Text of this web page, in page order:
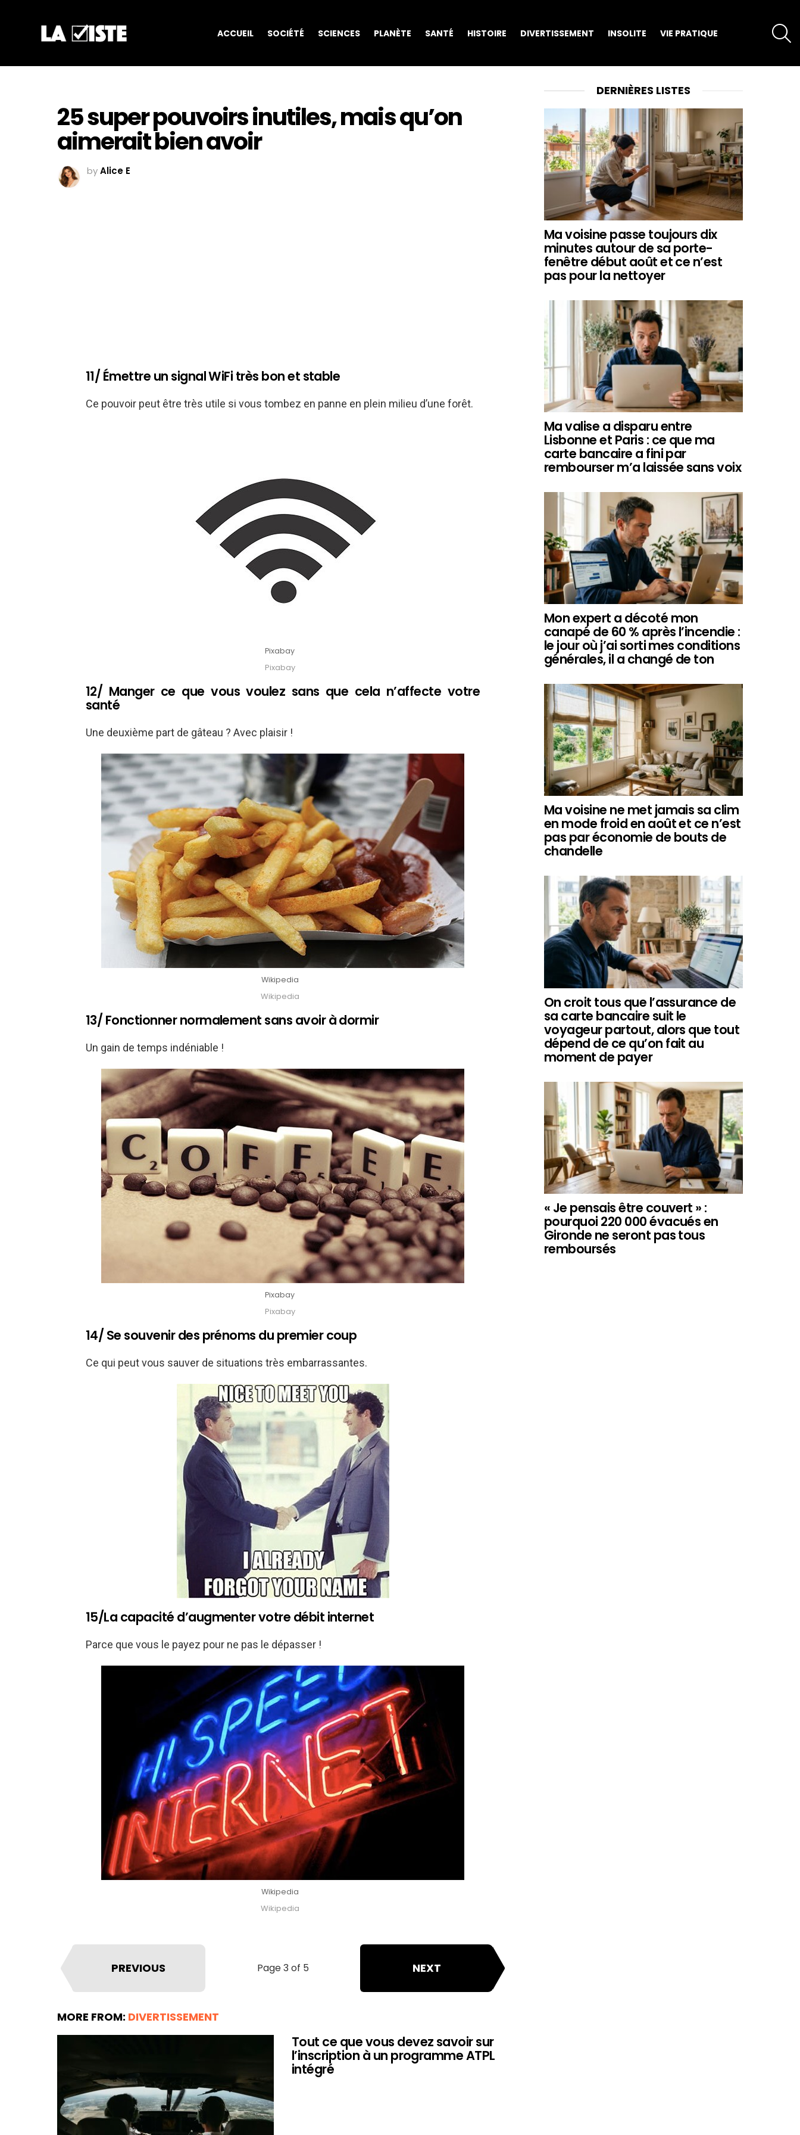
ACCUEIL SOCIÉTÉ SCIENCES PLANÈTE SANTÉ HISTOIRE DIVERTISSEMENT INSOLITE VIE PRATIQUE
25 super pouvoirs inutiles, mais qu’on
aimerait bien avoir
byAlice E
11/ Émettre un signal WiFi très bon et stable
Ce pouvoir peut être très utile si vous tombez en panne en plein milieu d’une forêt.
Pixabay
Pixabay
12/ Manger ce que vous voulez sans que cela n’affecte votre
santé
Une deuxième part de gâteau ? Avec plaisir !
Wikipedia
Wikipedia
13/ Fonctionner normalement sans avoir à dormir
Un gain de temps indéniable !
Pixabay
Pixabay
14/ Se souvenir des prénoms du premier coup
Ce qui peut vous sauver de situations très embarrassantes.
15/La capacité d’augmenter votre débit internet
Parce que vous le payez pour ne pas le dépasser !
Wikipedia
Wikipedia
Page 3 of 5
PREVIOUS NEXT
MORE FROM: DIVERTISSEMENT
Tout ce que vous devez savoir sur
l’inscription à un programme ATPL
intégré
DERNIÈRES LISTES
Ma voisine passe toujours dix
minutes autour de sa porte-
fenêtre début août et ce n’est
pas pour la nettoyer
Ma valise a disparu entre
Lisbonne et Paris : ce que ma
carte bancaire a fini par
rembourser m’a laissée sans voix
Mon expert a décoté mon
canapé de 60 % après l’incendie :
le jour où j’ai sorti mes conditions
générales, il a changé de ton
Ma voisine ne met jamais sa clim
en mode froid en août et ce n’est
pas par économie de bouts de
chandelle
On croit tous que l’assurance de
sa carte bancaire suit le
voyageur partout, alors que tout
dépend de ce qu’on fait au
moment de payer
« Je pensais être couvert » :
pourquoi 220 000 évacués en
Gironde ne seront pas tous
remboursés